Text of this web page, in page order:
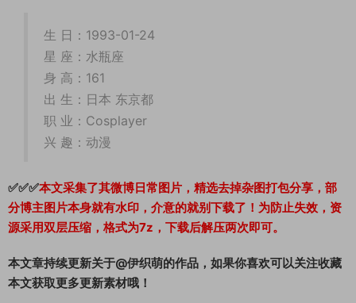
生 日：1993-01-24
星 座：水瓶座
身 高：161
出 生：日本 东京都
职 业：Cosplayer
兴 趣：动漫
✅✅✅本文采集了其微博日常图片，精选去掉杂图打包分享，部
分博主图片本身就有水印，介意的就别下载了！为防止失效，资
源采用双层压缩，格式为7z，下载后解压两次即可。
本文章持续更新关于@伊织萌的作品，如果你喜欢可以关注收藏
本文获取更多更新素材哦！